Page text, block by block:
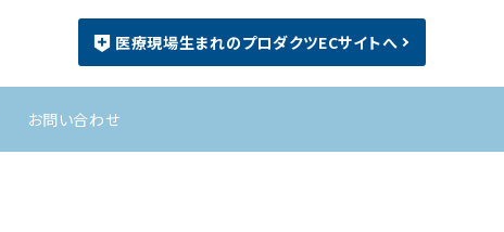
医療現場生まれのプロダクツECサイトへ
お問い合わせ